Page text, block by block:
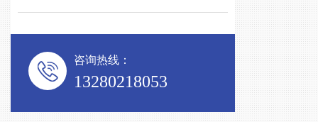
咨询热线：
13280218053